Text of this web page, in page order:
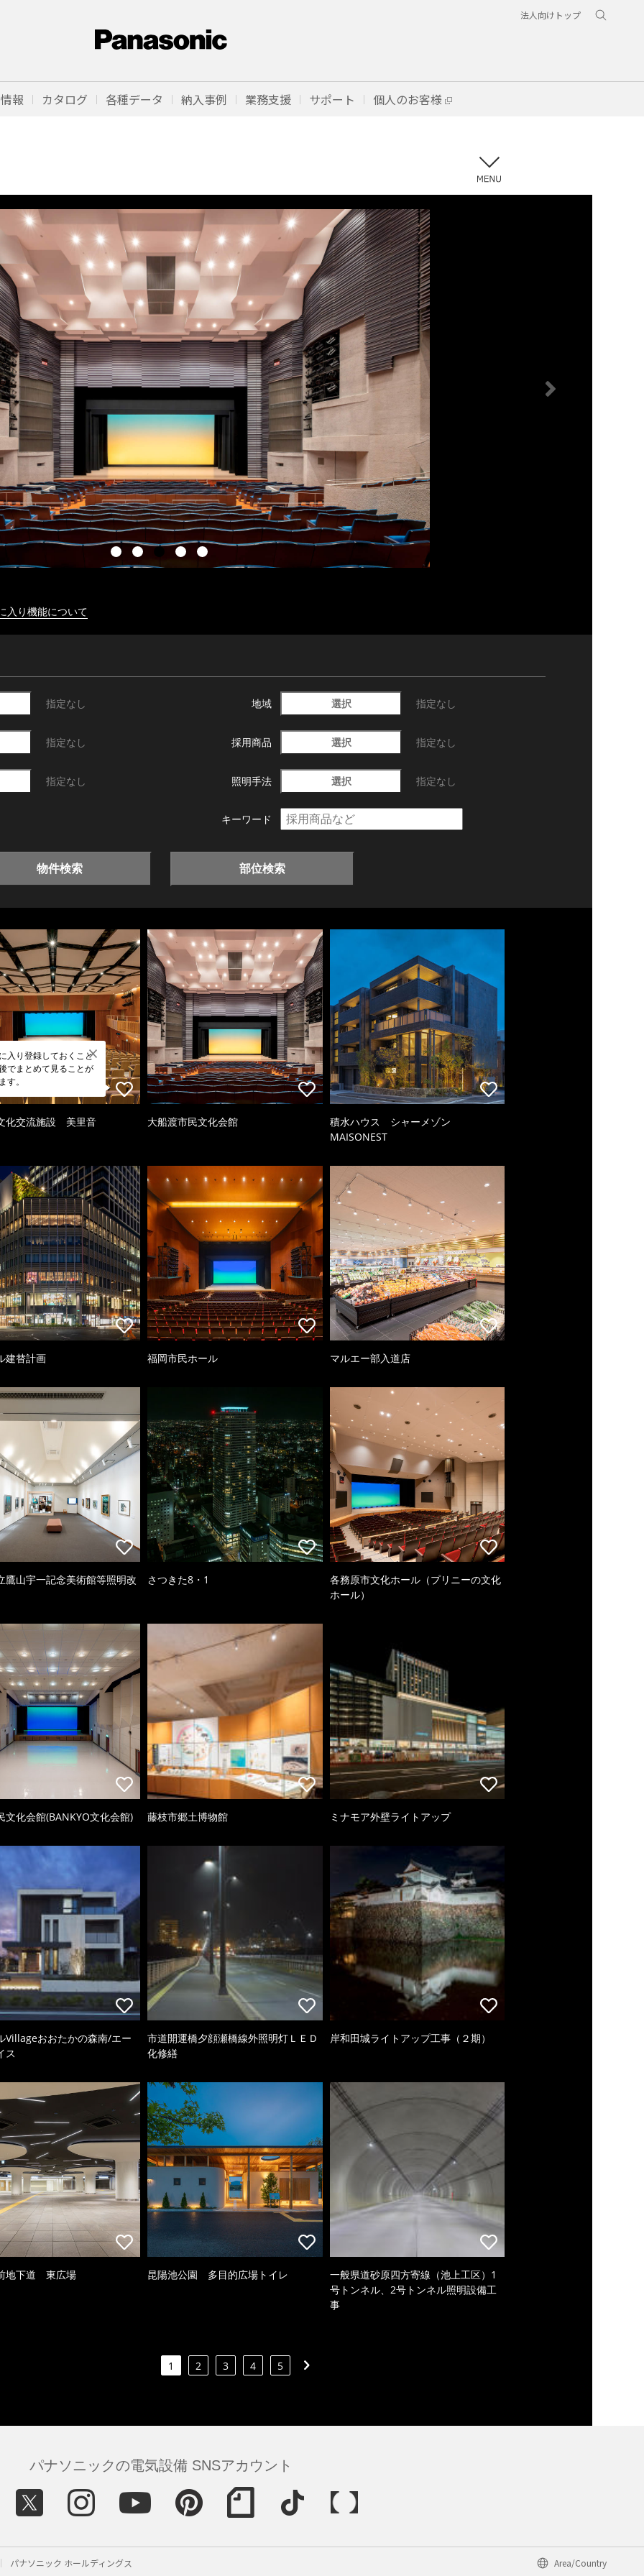
法人向けトップ
報 カタログ 各種データ 納入事例 業務支援 サポート 個人のお客様
入り機能について
指定なし 地域 選択 指定なし
指定なし 採用商品 選択 指定なし
指定なし 照明手法 選択 指定なし
キーワード
物件検索 部位検索
入り登録しておくこと
でまとめて見ることが
す。
化交流施設 美里音 大船渡市民文化会館
積水ハウス シャーメゾン
MAISONEST
建替計画 福岡市民ホール マルエー部入道店
鷹山宇一記念美術館等照明改 さつきた8・1
各務原市文化ホール（プリニーの文化
ホール）
文化会館(BANKYO文化会館) 藤枝市郷土博物館 ミナモア外壁ライトアップ
Villageおおたかの森南/エー
ス
市道開運橋夕顔瀬橋線外照明灯ＬＥＤ
化修繕
岸和田城ライトアップ工事（２期）
地下道 東広場 昆陽池公園 多目的広場トイレ
一般県道砂原四方寄線（池上工区）1
号トンネル、2号トンネル照明設備工
事
1 2 3 4 5
パナソニックの電気設備 SNSアカウント
パナソニック ホールディングス Area/Country